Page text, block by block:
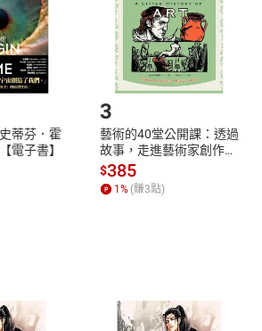
進行取消/退貨，恕無法以單支商品取
Step2.登入
蒂芬．霍
電子書】
3
藝術的40堂公開課：透過
故事，走進藝術家創作現
場，看藝術如何誕生、如
何形塑人類生活【電子
書】
$385
1 % (賺3點)